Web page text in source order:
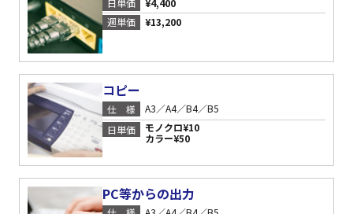
日単価
週単価
¥13,200
コピー
仕様
A3／A4／B4／B5
日単価
モノクロ¥10
カラー¥50
PC等からの出力